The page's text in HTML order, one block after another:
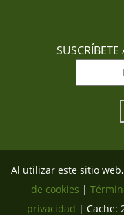
Al utilizar este sitio
de cookies |
privacidad | Cache: